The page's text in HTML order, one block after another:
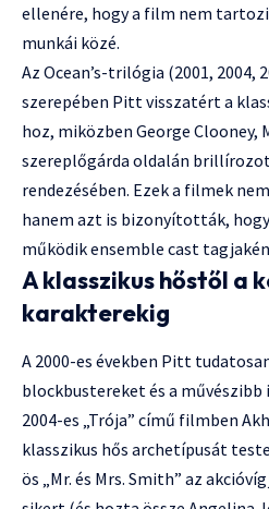
ellenére, hogy a film nem
munkái közé.
Az Ocean’s-trilógia (2001, 2004,
szerepében Pitt visszatért a
hoz, miközben George
szereplőgárda oldalán
rendezésében. Ezek a filmek
hanem azt is bizonyították,
működik ensemble cast
A klasszikus hőstől a
karakterekig
A 2000-es években Pitt
blockbustereket és a
2004-es „Trója” című filmben
klasszikus hős archetípusát
ös „Mr. és Mrs. Smith” az